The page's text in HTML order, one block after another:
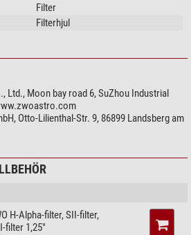
Filter
Filterhjul
Ltd., Moon bay road 6, SuZhou Industrial
Otto-Lilienthal-Str. 9, 86899 Landsberg am
H-Alpha-filter, SII-filter,
filter 1,25"